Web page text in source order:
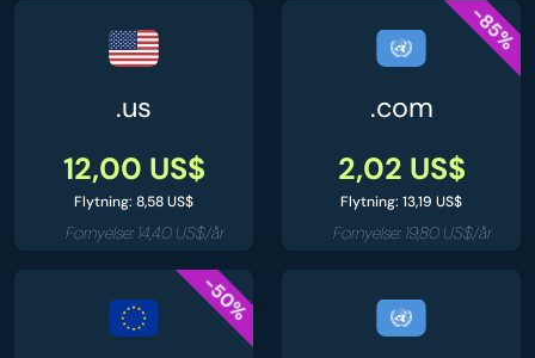
.us
12,00 US$
Flytning: 8,58 US$
Fornyelse: 14,40 US$/år
-85%
.com
2,02 US$
Flytning: 13,19 US$
Fornyelse: 19,80 US$/år
-50%